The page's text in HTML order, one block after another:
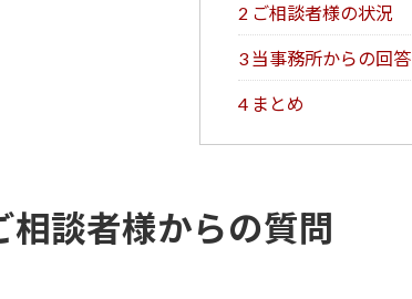
2 ご相談者様の状況
3 当事務所からの回答
4 まとめ
相談者様からの質問